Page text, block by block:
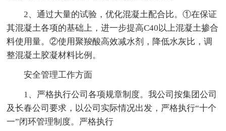
2、通过大量的试验，优化混凝土配合比。①在保证
其混凝土各项的基础上，进一步提高C40以上混凝土掺合
料使用量。②使用聚羧酸高效减水剂，降低水灰比，调
整混凝土胶凝材料比例。
安全管理工作方面
1、严格执行公司各项规章制度。我公司按集团公司
及长春公司要求，以公司实际情况出发，严格执行“十个
一”闭环管理制度。严格执行